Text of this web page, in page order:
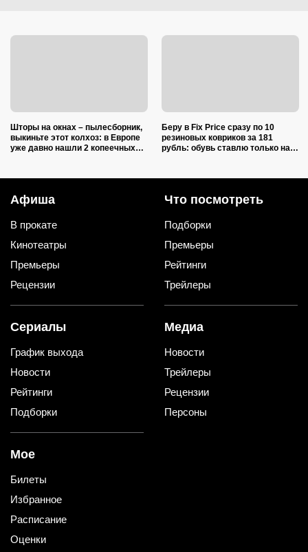
Шторы на окнах – пылесборник,
выкиньте этот колхоз: в Европе
уже давно нашли 2 копеечных
Беру в Fix Price сразу по 10
резиновых ковриков за 181
рубль: обувь ставлю только на
Афиша
В прокате
Кинотеатры
Премьеры
Рецензии
Что посмотреть
Подборки
Премьеры
Рейтинги
Трейлеры
Сериалы
График выхода
Новости
Рейтинги
Подборки
Медиа
Новости
Трейлеры
Рецензии
Персоны
Мое
Билеты
Избранное
Расписание
Оценки